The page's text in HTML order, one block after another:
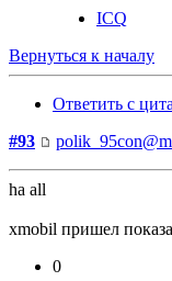
ICQ
Вернуться к началу
Ответить с
#93
ha all
xmobil пришел
0